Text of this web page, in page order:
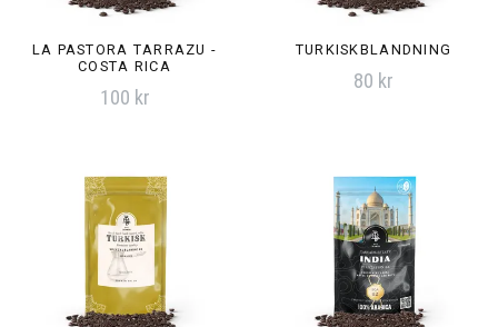
LA PASTORA TARRAZU -
COSTA RICA
100 kr
TURKISKBLANDNING
80 kr